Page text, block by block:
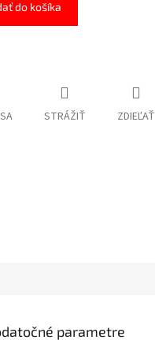
do košíka
STRÁŽIŤ ZDIEĽAŤ
parametre